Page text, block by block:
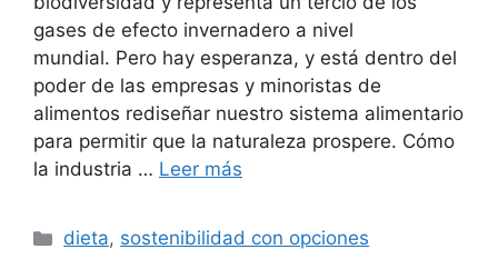
gases de efecto invernadero a nivel
mundial. Pero hay esperanza, y está dentro del
poder de las empresas y minoristas de
alimentos rediseñar nuestro sistema alimentario
para permitir que la naturaleza prospere. Cómo
la industria … Leer más
Categorías
dieta, sostenibilidad con opciones